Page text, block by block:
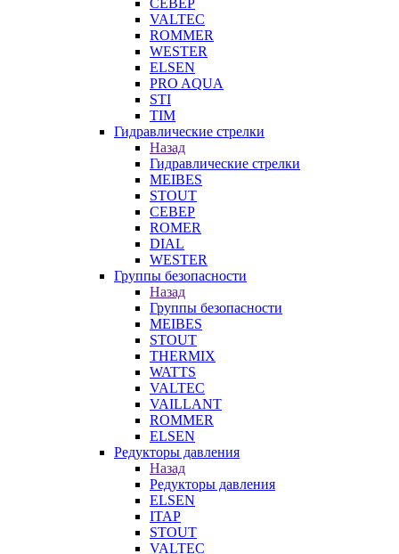
СЕВЕР
VALTEC
ROMMER
WESTER
ELSEN
PRO AQUA
STI
TIM
Гидравлические стрелки
Назад
Гидравлические стрелки
MEIBES
STOUT
СЕВЕР
ROMER
DIAL
WESTER
Группы безопасности
Назад
Группы безопасности
MEIBES
STOUT
THERMIX
WATTS
VALTEC
VAILLANT
ROMMER
ELSEN
Редукторы давления
Назад
Редукторы давления
ELSEN
ITAP
STOUT
VALTEC